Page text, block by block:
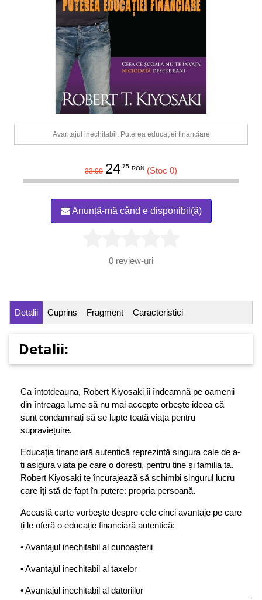
Avantajul inechitabil. Puterea educației financiare
33.00 24.75 RON (Stoc 0)
Anunță-mă când e disponibil(ă)
0 review-uri
Detalii Cuprins Fragment Caracteristici
Detalii:
Ca întotdeauna, Robert Kiyosaki îi îndeamnă pe oamenii
din întreaga lume să nu mai accepte orbește ideea că
sunt condamnați să se lupte toată viața pentru
supraviețuire.
Educația financiară autentică reprezintă singura cale de a-
ți asigura viața pe care o dorești, pentru tine și familia ta.
Robert Kiyosaki te încurajează să schimbi singurul lucru
care îți stă de fapt în putere: propria persoană.
Această carte vorbește despre cele cinci avantaje pe care
ți le oferă o educație financiară autentică:
• Avantajul inechitabil al cunoașterii
• Avantajul inechitabil al taxelor
• Avantajul inechitabil al datoriilor